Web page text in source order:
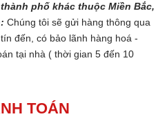
phố khác thuộc Miền Bắc,
Chúng tôi sẽ gửi hàng thông qua
đến, có bảo lãnh hàng hoá -
tại nhà ( thời gian 5 đến 10
TOÁN